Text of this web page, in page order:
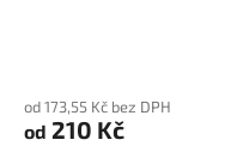
od 173,55 Kč bez DPH
od 210 Kč